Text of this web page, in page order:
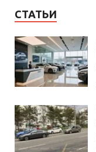
СТАТЬИ